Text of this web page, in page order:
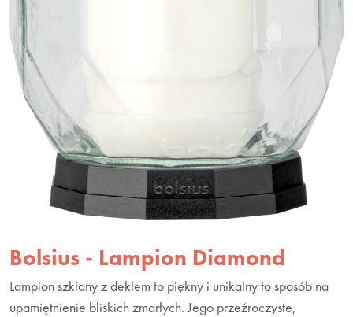
Bolsius - Lampion Diamond
Lampion szklany z deklem to piękny i unikalny to sposób na
upamiętnienie bliskich zmarłych. Jego przeźroczyste,